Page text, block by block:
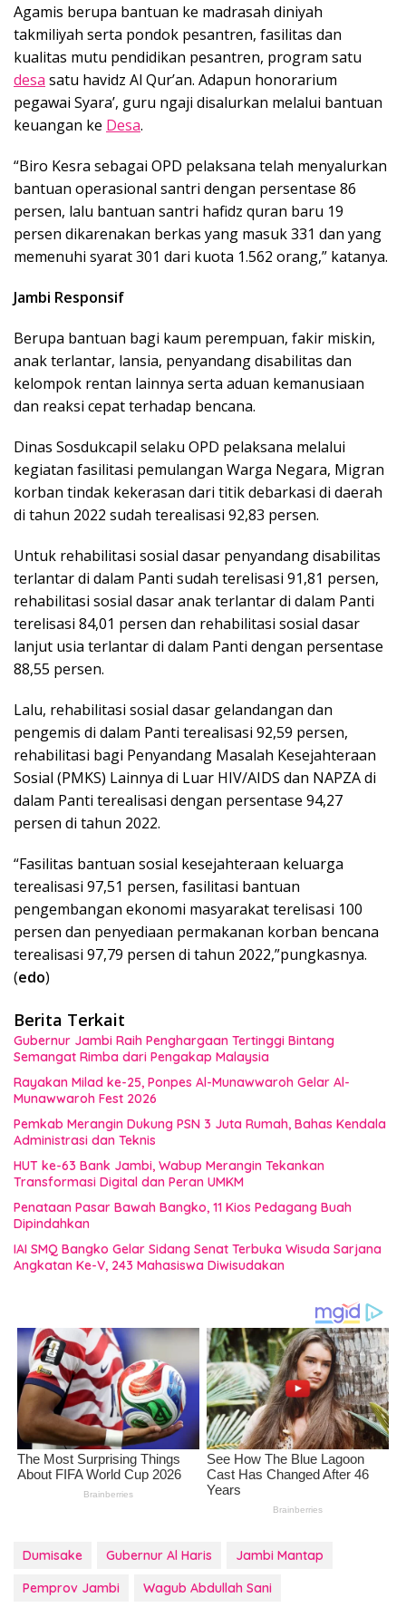
Agamis berupa bantuan ke madrasah diniyah
takmiliyah serta pondok pesantren, fasilitas dan
kualitas mutu pendidikan pesantren, program satu
desa satu havidz Al Qur’an. Adapun honorarium
pegawai Syara’, guru ngaji disalurkan melalui bantuan
keuangan ke Desa.
“Biro Kesra sebagai OPD pelaksana telah menyalurkan
bantuan operasional santri dengan persentase 86
persen, lalu bantuan santri hafidz quran baru 19
persen dikarenakan berkas yang masuk 331 dan yang
memenuhi syarat 301 dari kuota 1.562 orang,” katanya.
Jambi Responsif
Berupa bantuan bagi kaum perempuan, fakir miskin,
anak terlantar, lansia, penyandang disabilitas dan
kelompok rentan lainnya serta aduan kemanusiaan
dan reaksi cepat terhadap bencana.
Dinas Sosdukcapil selaku OPD pelaksana melalui
kegiatan fasilitasi pemulangan Warga Negara, Migran
korban tindak kekerasan dari titik debarkasi di daerah
di tahun 2022 sudah terealisasi 92,83 persen.
Untuk rehabilitasi sosial dasar penyandang disabilitas
terlantar di dalam Panti sudah terelisasi 91,81 persen,
rehabilitasi sosial dasar anak terlantar di dalam Panti
terelisasi 84,01 persen dan rehabilitasi sosial dasar
lanjut usia terlantar di dalam Panti dengan persentase
88,55 persen.
Lalu, rehabilitasi sosial dasar gelandangan dan
pengemis di dalam Panti terealisasi 92,59 persen,
rehabilitasi bagi Penyandang Masalah Kesejahteraan
Sosial (PMKS) Lainnya di Luar HIV/AIDS dan NAPZA di
dalam Panti terealisasi dengan persentase 94,27
persen di tahun 2022.
“Fasilitas bantuan sosial kesejahteraan keluarga
terealisasi 97,51 persen, fasilitasi bantuan
pengembangan ekonomi masyarakat terelisasi 100
persen dan penyediaan permakanan korban bencana
terealisasi 97,79 persen di tahun 2022,”pungkasnya.
(edo)
Berita Terkait
Gubernur Jambi Raih Penghargaan Tertinggi Bintang
Semangat Rimba dari Pengakap Malaysia
Rayakan Milad ke-25, Ponpes Al-Munawwaroh Gelar Al-
Munawwaroh Fest 2026
Pemkab Merangin Dukung PSN 3 Juta Rumah, Bahas Kendala
Administrasi dan Teknis
HUT ke-63 Bank Jambi, Wabup Merangin Tekankan
Transformasi Digital dan Peran UMKM
Penataan Pasar Bawah Bangko, 11 Kios Pedagang Buah
Dipindahkan
IAI SMQ Bangko Gelar Sidang Senat Terbuka Wisuda Sarjana
Angkatan Ke-V, 243 Mahasiswa Diwisudakan
Dumisake Gubernur Al Haris
Jambi Mantap
Pemprov Jambi
Wagub Abdullah Sani